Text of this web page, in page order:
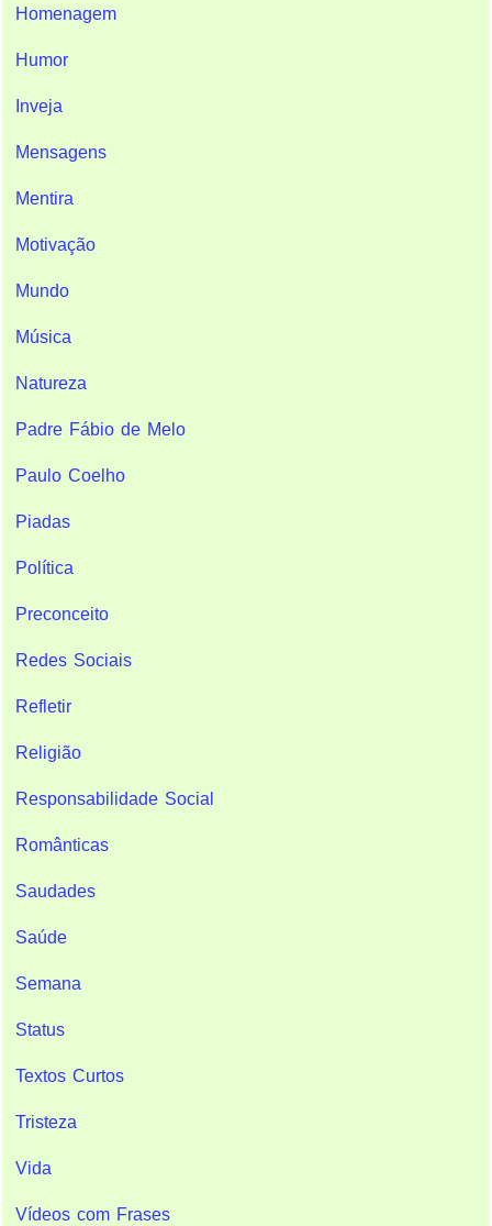
Homenagem
Humor
Inveja
Mensagens
Mentira
Motivação
Mundo
Música
Natureza
Padre Fábio de Melo
Paulo Coelho
Piadas
Política
Preconceito
Redes Sociais
Refletir
Religião
Responsabilidade Social
Românticas
Saudades
Saúde
Semana
Status
Textos Curtos
Tristeza
Vida
Vídeos com Frases